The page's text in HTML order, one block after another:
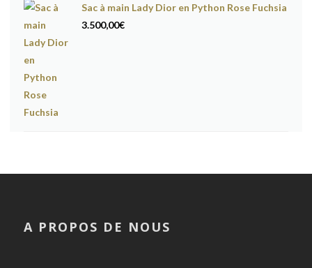
Sac à main Lady Dior en Python Rose Fuchsia
3.500,00€
A PROPOS DE NOUS